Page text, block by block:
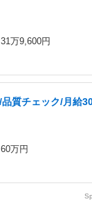
万9,600円
質チェック/月給
万円